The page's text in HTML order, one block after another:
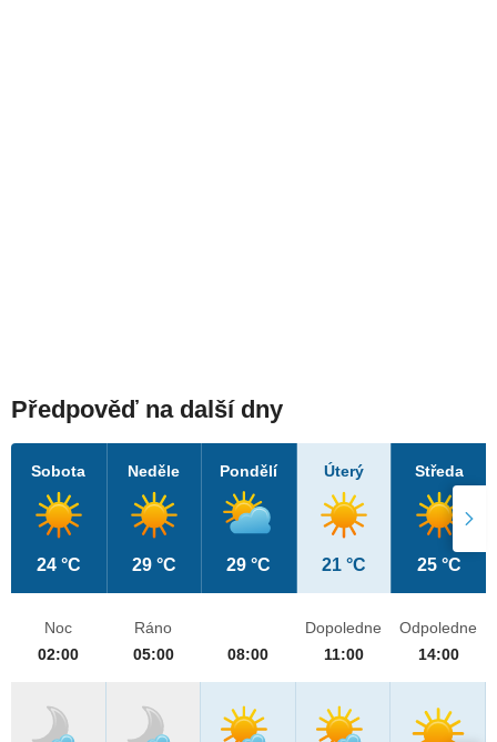
Předpověď na další dny
Sobota
24 °C
Neděle
29 °C
Pondělí
29 °C
Úterý
21 °C
Středa
25 °C
Noc
02:00
Ráno
05:00
08:00
Dopoledne
11:00
Odpoledne
14:00